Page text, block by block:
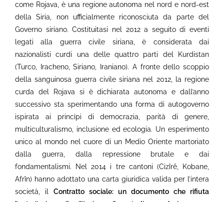
come Rojava, è una regione autonoma nel nord e nord-est
della Siria, non ufficialmente riconosciuta da parte del
Governo siriano. Costituitasi nel 2012 a seguito di eventi
legati alla guerra civile siriana, è considerata dai
nazionalisti curdi una delle quattro parti del Kurdistan
(Turco, Iracheno, Siriano, Iraniano). A fronte dello scoppio
della sanguinosa guerra civile siriana nel 2012, la regione
curda del Rojava si è dichiarata autonoma e dall’anno
successivo sta sperimentando una forma di autogoverno
ispirata ai princìpi di democrazia, parità di genere,
multiculturalismo, inclusione ed ecologia. Un esperimento
unico al mondo nel cuore di un Medio Oriente martoriato
dalla guerra, dalla repressione brutale e dai
fondamentalismi. Nel 2014 i tre cantoni (Cizîrê, Kobane,
Afrîn) hanno adottato una carta giuridica valida per l’intera
società, il Contratto sociale: un documento che rifiuta